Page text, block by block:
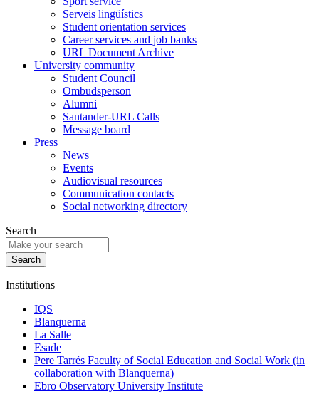
Serveis lingüístics
Student orientation services
Career services and job banks
URL Document Archive
University community
Student Council
Ombudsperson
Alumni
Santander-URL Calls
Message board
Press
News
Events
Audiovisual resources
Communication contacts
Social networking directory
Search
Institutions
IQS
Blanquerna
La Salle
Esade
Pere Tarrés Faculty of Social Education and Social Work (in
collaboration with Blanquerna)
Ebro Observatory University Institute